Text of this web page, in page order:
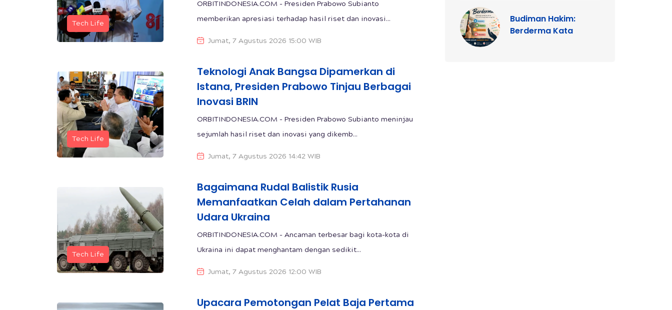
Tech Life
ORBITINDONESIA.COM - Presiden Prabowo Subianto
memberikan apresiasi terhadap hasil riset dan inovasi...
Jumat, 7 Agustus 2026 15:00 WIB
Tech Life
Teknologi Anak Bangsa Dipamerkan di
Istana, Presiden Prabowo Tinjau Berbagai
Inovasi BRIN
ORBITINDONESIA.COM - Presiden Prabowo Subianto meninjau
sejumlah hasil riset dan inovasi yang dikemb...
Jumat, 7 Agustus 2026 14:42 WIB
Tech Life
Bagaimana Rudal Balistik Rusia
Memanfaatkan Celah dalam Pertahanan
Udara Ukraina
ORBITINDONESIA.COM - Ancaman terbesar bagi kota-kota di
Ukraina ini dapat menghantam dengan sedikit...
Jumat, 7 Agustus 2026 12:00 WIB
Upacara Pemotongan Pelat Baja Pertama
Budiman Hakim:
Berderma Kata